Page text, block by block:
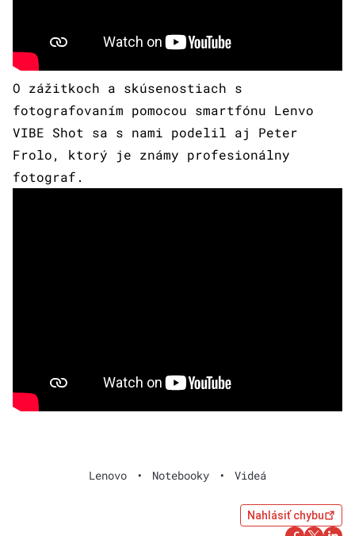
O zážitkoch a skúsenostiach s
fotografovaním pomocou smartfónu Lenvo
VIBE Shot sa s nami podelil aj Peter
Frolo, ktorý je známy profesionálny
fotograf.
Lenovo • Notebooky • Videá
Nahlásiť chybu